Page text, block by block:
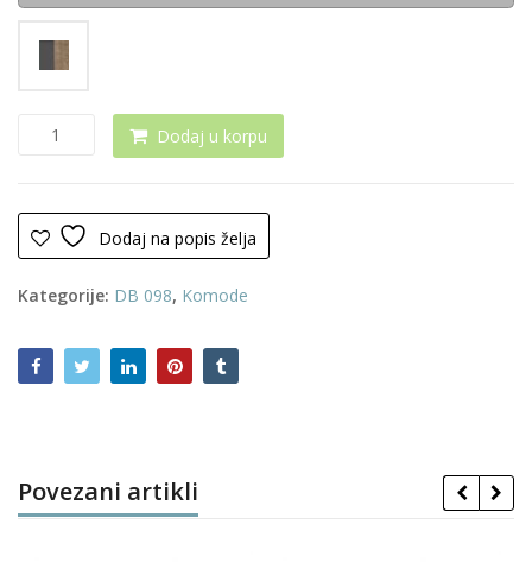
Dodaj u korpu
Dodaj na popis želja
Kategorije: DB 098, Komode
Povezani artikli